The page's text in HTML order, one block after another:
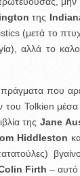
της
(μετά το
αλλά το
που
Tolkien
τηςJane
Hiddleston
Firth – αυτό